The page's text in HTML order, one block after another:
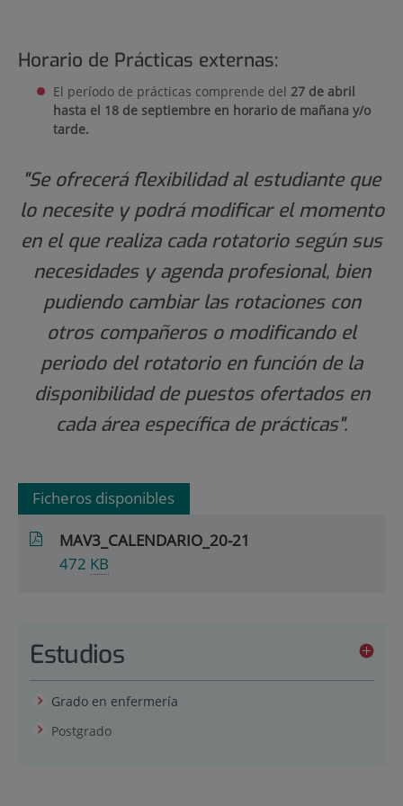
Horario de Prácticas externas:
El período de prácticas comprende del 27 de abril
hasta el 18 de septiembre en horario de mañana y/o
tarde.
"Se ofrecerá flexibilidad al estudiante que
lo necesite y podrá modificar el momento
en el que realiza cada rotatorio según sus
necesidades y agenda profesional, bien
pudiendo cambiar las rotaciones con
otros compañeros o modificando el
periodo del rotatorio en función de la
disponibilidad de puestos ofertados en
cada área específica de prácticas".
Ficheros disponibles
MAV3_CALENDARIO_20-21
472 KB
Estudios
Grado en enfermería
Postgrado